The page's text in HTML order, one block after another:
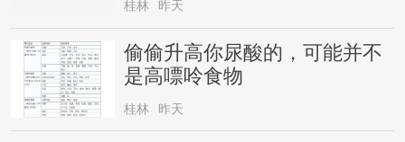
桂林 昨天
偷偷升高你尿酸的，可能并不
是高嘌呤食物
桂林 昨天